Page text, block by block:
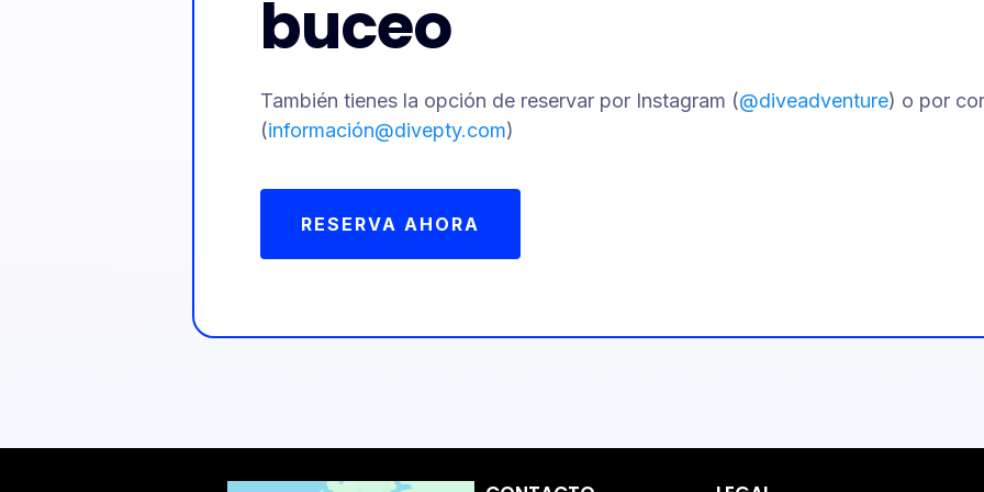
buceo
También tienes la opción de reservar por Instagram (@diveadventure) o por
(información@divepty.com)
RESERVA AHORA